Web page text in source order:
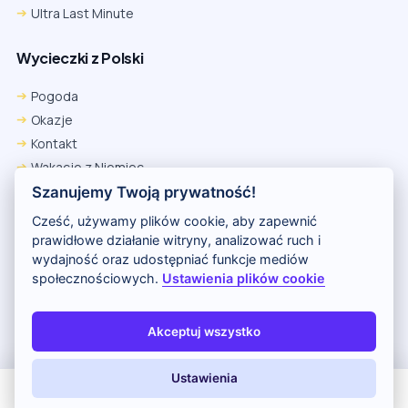
Ultra Last Minute
Wycieczki z Polski
Pogoda
Okazje
Kontakt
Wakacje z Niemiec
Polityka Prywatności
Wakacje w Egipcie
Rankingi hoteli
Kontakt i reklama
Polityka prywatności
Copyright (c) 2026 Odkryj Wakacje
Szanujemy Twoją prywatność!
Cześć, używamy plików cookie, aby zapewnić
prawidłowe działanie witryny, analizować ruch i
wydajność oraz udostępniać funkcje mediów
społecznościowych. Ustawienia plików cookie
Akceptuj wszystko
Ustawienia